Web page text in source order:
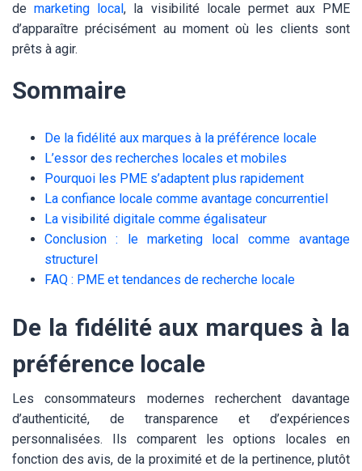
demarketing local, la visibilité locale permet aux PME
d’apparaître précisément au moment où les clients sont
prêts à agir.
Sommaire
De la fidélité aux marques à la préférence locale
L’essor des recherches locales et mobiles
Pourquoi les PME s’adaptent plus rapidement
La confiance locale comme avantage concurrentiel
La visibilité digitale comme égalisateur
Conclusion : le marketing local comme avantage
structurel
FAQ : PME et tendances de recherche locale
De la fidélité aux marques à la
préférence locale
Les consommateurs modernes recherchent davantage
d’authenticité, de transparence et d’expériences
personnalisées. Ils comparent les options locales en
fonction des avis, de la proximité et de la pertinence, plutôt